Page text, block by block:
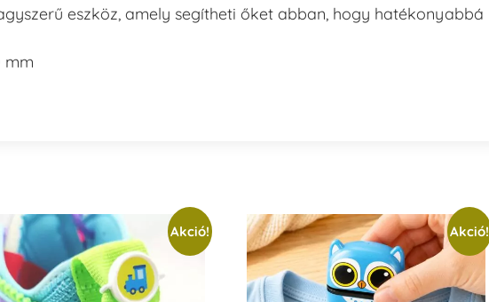
eszköz, amely segítheti őket abban, hogy hatékonyabbá
mm
Akció! Akció!